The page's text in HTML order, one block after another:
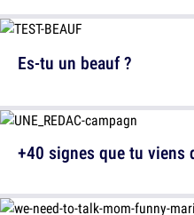
Es-tu un beauf ?
+40 signes que tu viens